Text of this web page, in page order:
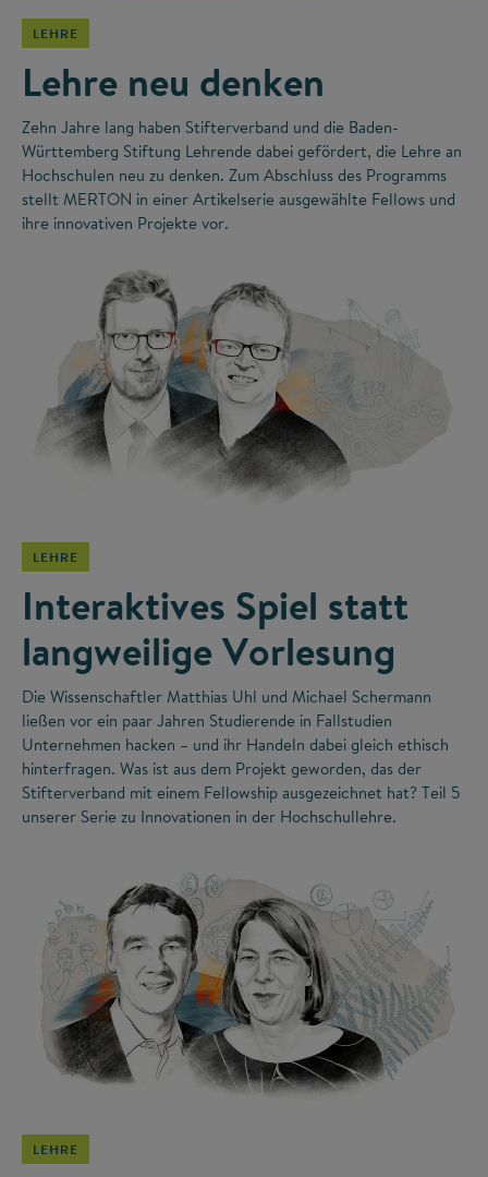
LEHRE
Lehre neu denken
Zehn Jahre lang haben Stifterverband und die Baden-
Württemberg Stiftung Lehrende dabei gefördert, die Lehre an
Hochschulen neu zu denken. Zum Abschluss des Programms
stellt MERTON in einer Artikelserie ausgewählte Fellows und
ihre innovativen Projekte vor.
LEHRE
Interaktives Spiel statt
langweilige Vorlesung
Die Wissenschaftler Matthias Uhl und Michael Schermann
ließen vor ein paar Jahren Studierende in Fallstudien
Unternehmen hacken – und ihr Handeln dabei gleich ethisch
hinterfragen. Was ist aus dem Projekt geworden, das der
Stifterverband mit einem Fellowship ausgezeichnet hat? Teil 5
unserer Serie zu Innovationen in der Hochschullehre.
LEHRE